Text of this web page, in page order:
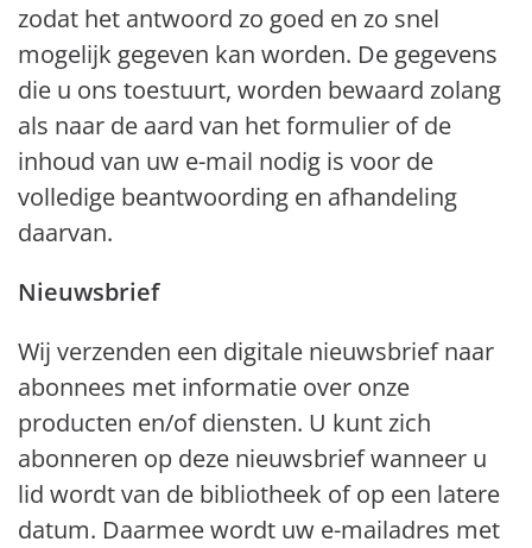
zodat het antwoord zo goed en zo snel
mogelijk gegeven kan worden. De gegevens
die u ons toestuurt, worden bewaard zolang
als naar de aard van het formulier of de
inhoud van uw e-mail nodig is voor de
volledige beantwoording en afhandeling
daarvan.
Nieuwsbrief
Wij verzenden een digitale nieuwsbrief naar
abonnees met informatie over onze
producten en/of diensten. U kunt zich
abonneren op deze nieuwsbrief wanneer u
lid wordt van de bibliotheek of op een latere
datum. Daarmee wordt uw e-mailadres met